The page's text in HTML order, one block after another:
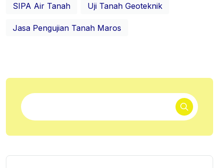
SIPA Air Tanah Uji Tanah Geoteknik
Jasa Pengujian Tanah Maros